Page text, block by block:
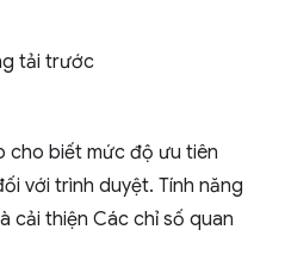
tải trước
cho biết mức độ ưu tiên
với trình duyệt. Tính năng
cải thiện Các chỉ số quan